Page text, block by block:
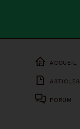
ACCUEIL
ARTICLES
FORUM